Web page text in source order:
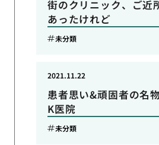
街のクリニック、ご近
あったけれど
未分類
患者思い&頑固者の名
K医院
2021.11.22
未分類